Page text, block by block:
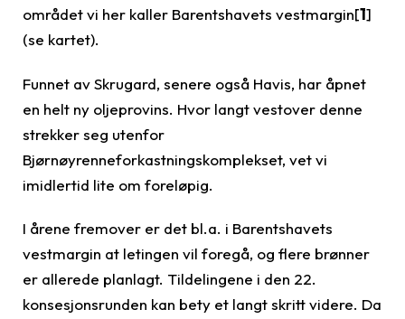
området vi her kaller Barentshavets vestmargin[1]
(se kartet).
Funnet av Skrugard, senere også Havis, har åpnet
en helt ny oljeprovins. Hvor langt vestover denne
strekker seg utenfor
Bjørnøyrenneforkastningskomplekset, vet vi
imidlertid lite om foreløpig.
I årene fremover er det bl.a. i Barentshavets
vestmargin at letingen vil foregå, og flere brønner
er allerede planlagt. Tildelingene i den 22.
konsesjonsrunden kan bety et langt skritt videre. Da